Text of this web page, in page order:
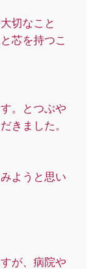
切なこと
芯を持つこ
。とつぶや
きました。
ようと思い
が、病院や